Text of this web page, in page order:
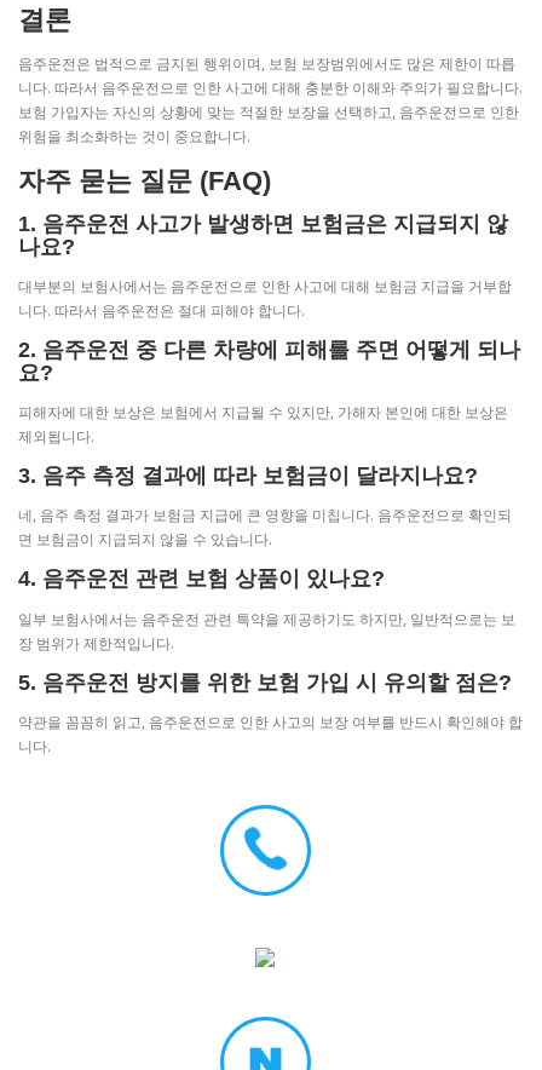
결론
음주운전은 법적으로 금지된 행위이며, 보험 보장범위에서도 많은 제한이 따릅
니다. 따라서 음주운전으로 인한 사고에 대해 충분한 이해와 주의가 필요합니다.
보험 가입자는 자신의 상황에 맞는 적절한 보장을 선택하고, 음주운전으로 인한
위험을 최소화하는 것이 중요합니다.
자주 묻는 질문 (FAQ)
1. 음주운전 사고가 발생하면 보험금은 지급되지 않
나요?
대부분의 보험사에서는 음주운전으로 인한 사고에 대해 보험금 지급을 거부합
니다. 따라서 음주운전은 절대 피해야 합니다.
2. 음주운전 중 다른 차량에 피해를 주면 어떻게 되나
요?
피해자에 대한 보상은 보험에서 지급될 수 있지만, 가해자 본인에 대한 보상은
제외됩니다.
3. 음주 측정 결과에 따라 보험금이 달라지나요?
네, 음주 측정 결과가 보험금 지급에 큰 영향을 미칩니다. 음주운전으로 확인되
면 보험금이 지급되지 않을 수 있습니다.
4. 음주운전 관련 보험 상품이 있나요?
일부 보험사에서는 음주운전 관련 특약을 제공하기도 하지만, 일반적으로는 보
장 범위가 제한적입니다.
5. 음주운전 방지를 위한 보험 가입 시 유의할 점은?
약관을 꼼꼼히 읽고, 음주운전으로 인한 사고의 보장 여부를 반드시 확인해야 합
니다.